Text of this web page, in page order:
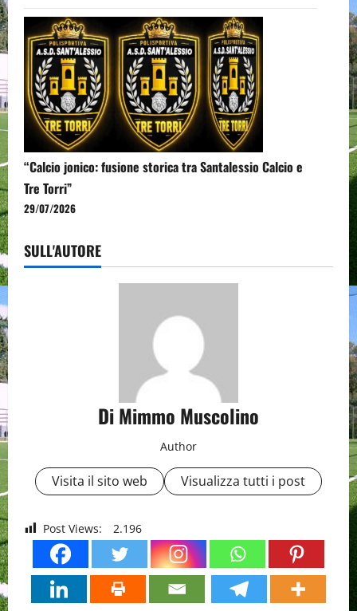
“Calcio jonico: fusione storica tra Santalessio Calcio e
Tre Torri”
29/07/2026
SULL'AUTORE
Di Mimmo Muscolino
Author
Visita il sito web Visualizza tutti i post
Post Views: 2.196